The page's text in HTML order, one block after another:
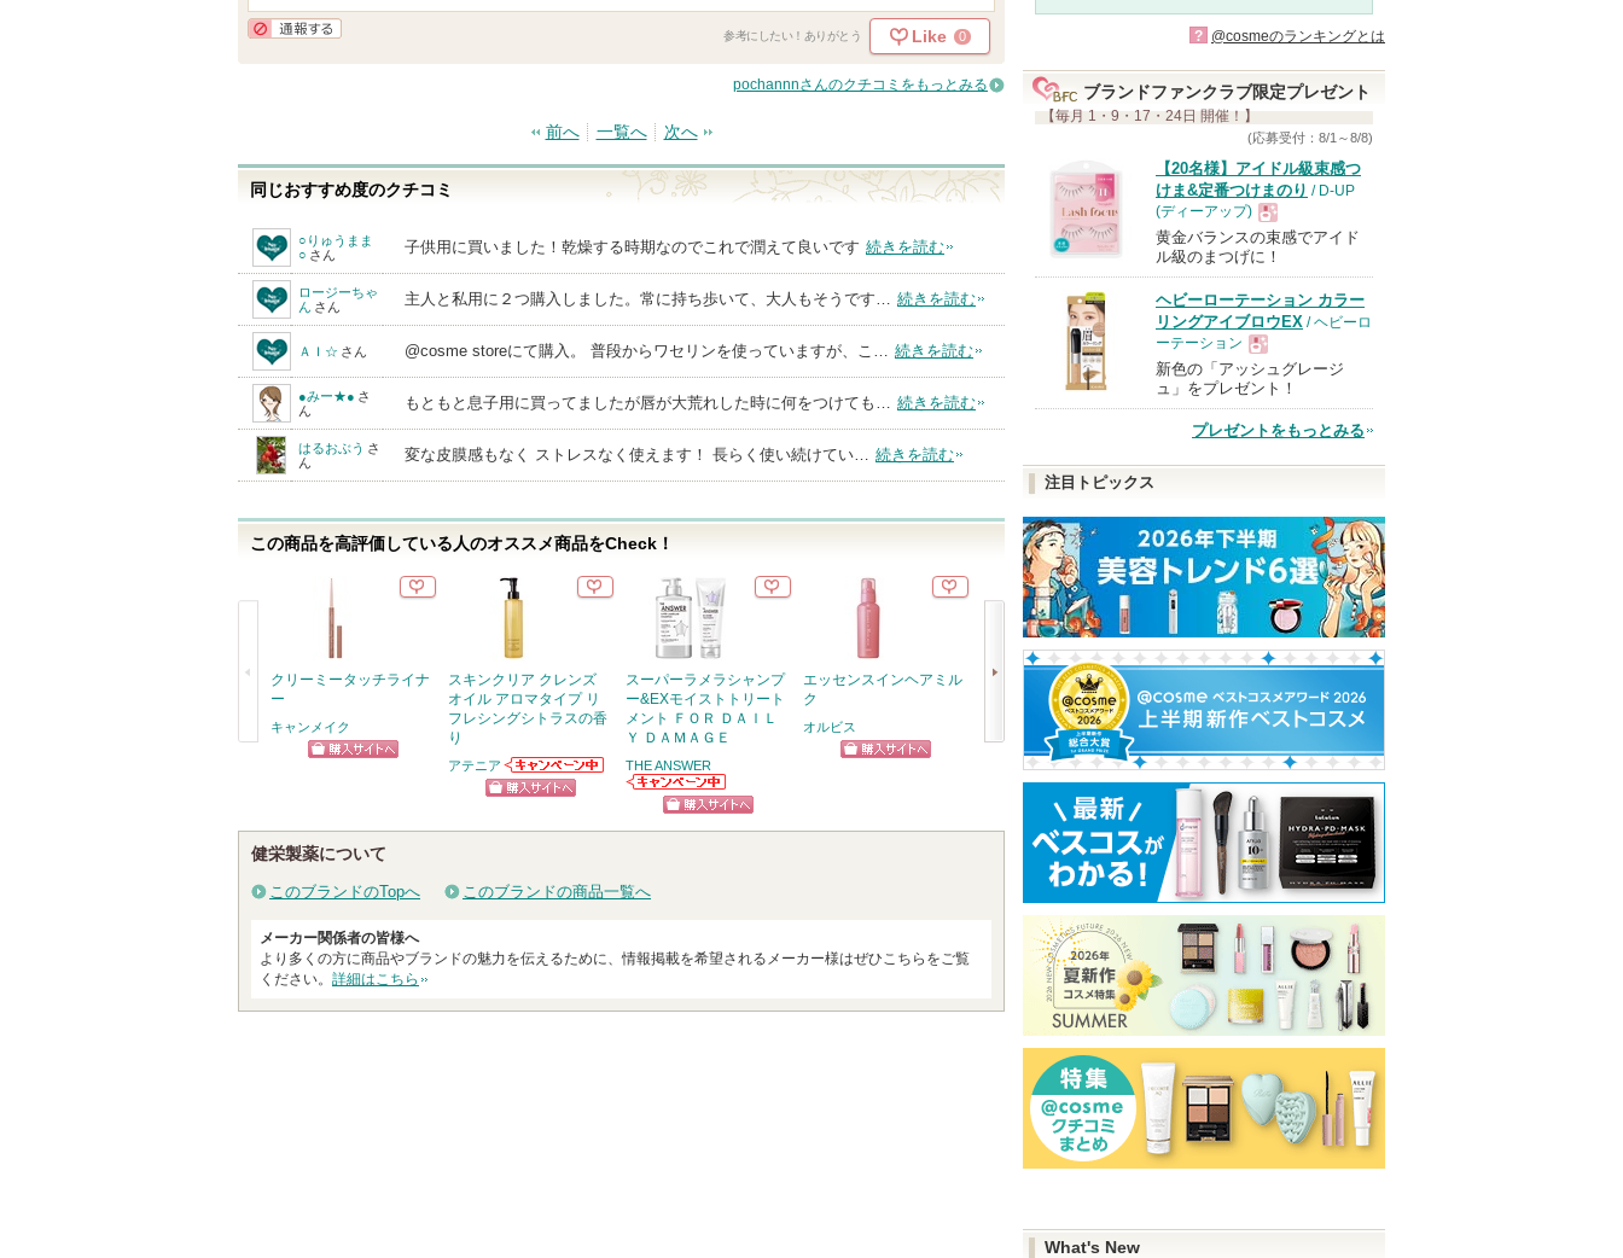
参考にしたい！ありがとう Like 0
pochannnさんのクチコミをもっとみる
前へ 一覧へ 次へ
同じおすすめ度のクチコミ
○りゅうまま
○ さん 子供用に買いました！乾燥する時期なのでこれで潤えて良いです 続きを読む
ロージーちゃ
ん さん 主人と私用に２つ購入しました。常に持ち歩いて、大人もそうです… 続きを読む
ＡＩ☆ さん @cosme storeにて購入。 普段からワセリンを使っていますが、こ… 続きを読む
●みー★● さ
ん
もともと息子用に買ってましたが唇が大荒れした時に何をつけても… 続きを読む
はるおぶう さ
ん
変な皮膜感もなく ストレスなく使えます！ 長らく使い続けてい… 続きを読む
この商品を高評価している人のオススメ商品をCheck！
クリーミータッチライナ
ー
キャンメイク
スキンクリア クレンズ
オイル アロマタイプ リ
フレシングシトラスの香
り
アテニア
アテニアからの
お知らせがあり
スーパーラメラシャンプ
ー&EXモイストトリート
メント ＦＯＲ ＤＡＩＬ
Ｙ ＤＡＭＡＧＥ
THE ANSWER
THE ANSWERか
らのお知らせが
ありますショッピン
エッセンスインヘアミル
ク
オルビス
超細芯アイブロウ
ショッピン
グサイトへ
セラム
Anua
らせがあります
ショッピン
グサイトへ
メ セラム
ランコム
ショッピン
健栄製薬について
このブランドのTopへ このブランドの商品一覧へ
メーカー関係者の皆様へ
より多くの方に商品やブランドの魅力を伝えるために、情報掲載を希望されるメーカー様はぜひこちらをご覧
ください。 詳細はこちら
? @cosmeのランキングとは
ブランドファンクラブ限定プレゼント
【毎月 1・9・17・24日 開催！】
(応募受付：8/1～8/8)
【20名様】アイドル級束感つ
けま&定番つけまのり / D-UP
(ディーアップ)
現
品
黄金バランスの束感でアイド
ル級のまつげに！
ヘビーローテーション カラー
リングアイブロウEX / ヘビーロ
ーテーション
現
品
新色の「アッシュグレージ
ュ」をプレゼント！
プレゼントをもっとみる
注目トピックス
What's New